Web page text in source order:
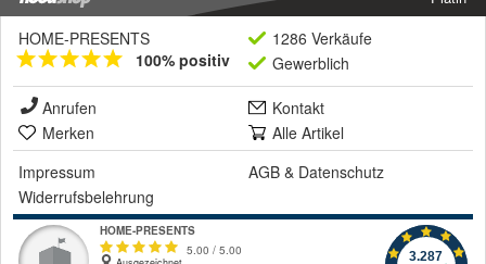
HOME-PRESENTS
100% positiv
1286 Verkäufe
Gewerblich
Anrufen
Kontakt
Merken
Alle Artikel
Impressum
AGB & Datenschutz
Widerrufsbelehrung